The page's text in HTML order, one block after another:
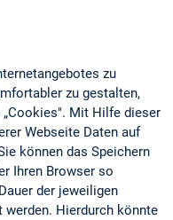
zu
zu gestalten,
Mit Hilfe dieser
Webseite Daten auf
können das Speichern
Ihren Browser so
der jeweiligen
werden. Hierdurch könnte